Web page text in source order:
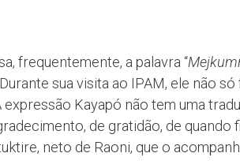
frequentemente, a palavra “
sua visita ao IPAM, ele não
expressão Kayapó não tem uma
de gratidão, de
neto de Raoni, que o